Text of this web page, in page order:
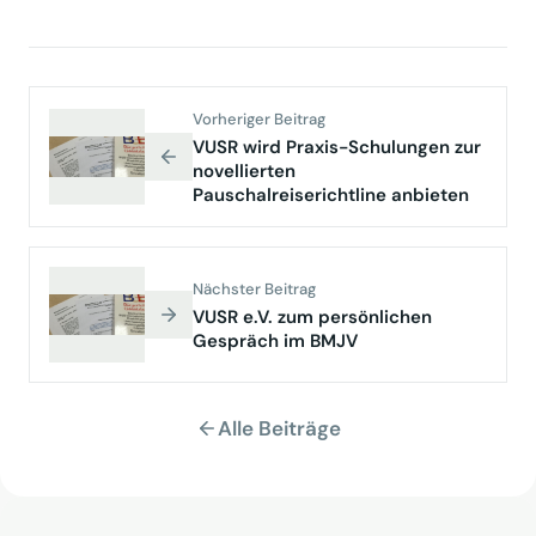
Vorheriger Beitrag
VUSR wird Praxis-Schulungen zur
novellierten
Pauschalreiserichtline anbieten
Nächster Beitrag
VUSR e.V. zum persönlichen
Gespräch im BMJV
Alle Beiträge